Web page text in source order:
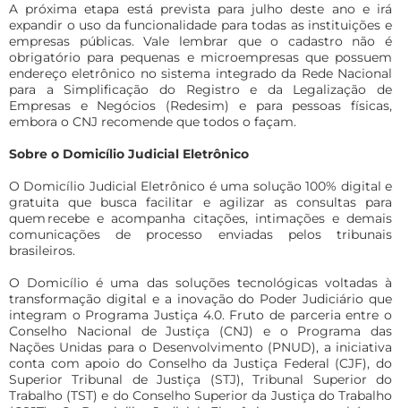
A próxima etapa está prevista para julho deste ano e irá
expandir o uso da funcionalidade para todas as instituições e
empresas públicas. Vale lembrar que o cadastro não é
obrigatório para pequenas e microempresas que possuem
endereço eletrônico no sistema integrado da Rede Nacional
para a Simplificação do Registro e da Legalização de
Empresas e Negócios (Redesim) e para pessoas físicas,
embora o CNJ recomende que todos o façam.
Sobre o Domicílio Judicial Eletrônico
O Domicílio Judicial Eletrônico é uma solução 100% digital e
gratuita que busca facilitar e agilizar as consultas para
quem recebe e acompanha citações, intimações e demais
comunicações de processo enviadas pelos tribunais
brasileiros.
O Domicílio é uma das soluções tecnológicas voltadas à
transformação digital e a inovação do Poder Judiciário que
integram o Programa Justiça 4.0. Fruto de parceria entre o
Conselho Nacional de Justiça (CNJ) e o Programa das
Nações Unidas para o Desenvolvimento (PNUD), a iniciativa
conta com apoio do Conselho da Justiça Federal (CJF), do
Superior Tribunal de Justiça (STJ), Tribunal Superior do
Trabalho (TST) e do Conselho Superior da Justiça do Trabalho